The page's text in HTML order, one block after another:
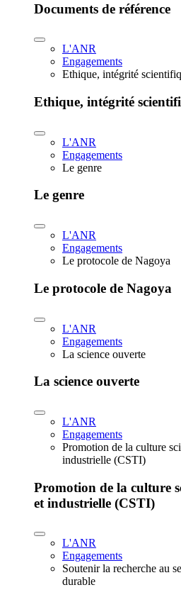
Documents de référence
L'ANR
Engagements
Ethique, intégrité
Ethique, intégrité
L'ANR
Engagements
Le genre
Le genre
L'ANR
Engagements
Le protocole de Nagoya
Le protocole de Nagoya
L'ANR
Engagements
La science ouverte
La science ouverte
L'ANR
Engagements
Promotion de la culture
industrielle (CSTI)
Promotion de la culture
et industrielle (CSTI)
L'ANR
Engagements
Soutenir la recherche au
durable